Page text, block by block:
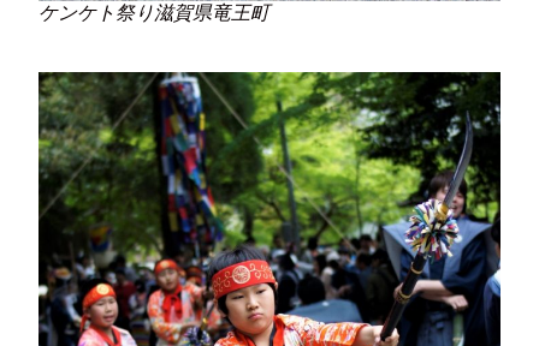
ケンケト祭り滋賀県竜王町